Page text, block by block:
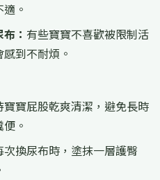
。
： 有些寶寶不喜歡被限制活
到不耐煩。
寶寶屁股乾爽清潔，避免長時
。
次換尿布時，塗抹一層護臀